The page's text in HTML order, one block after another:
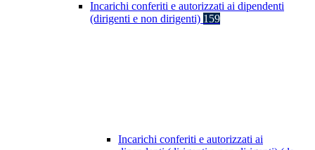
Incarichi conferiti e autorizzati ai dipendenti
(dirigenti e non dirigenti) 159
Incarichi conferiti e autorizzati ai